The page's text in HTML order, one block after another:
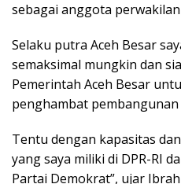
sebagai anggota
Selaku putra Aceh Besar
semaksimal mungkin dan
Pemerintah Aceh Besar
penghambat pembangunan
Tentu dengan kapasitas
yang saya miliki di DPR-RI
Partai Demokrat”, ujar